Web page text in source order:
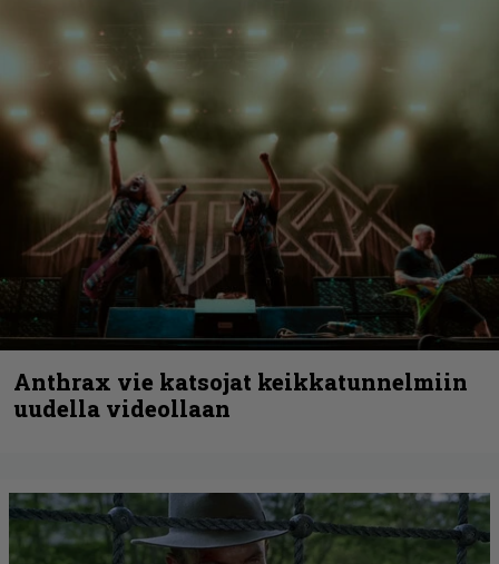
Anthrax vie katsojat keikkatunnelmiin
uudella videollaan